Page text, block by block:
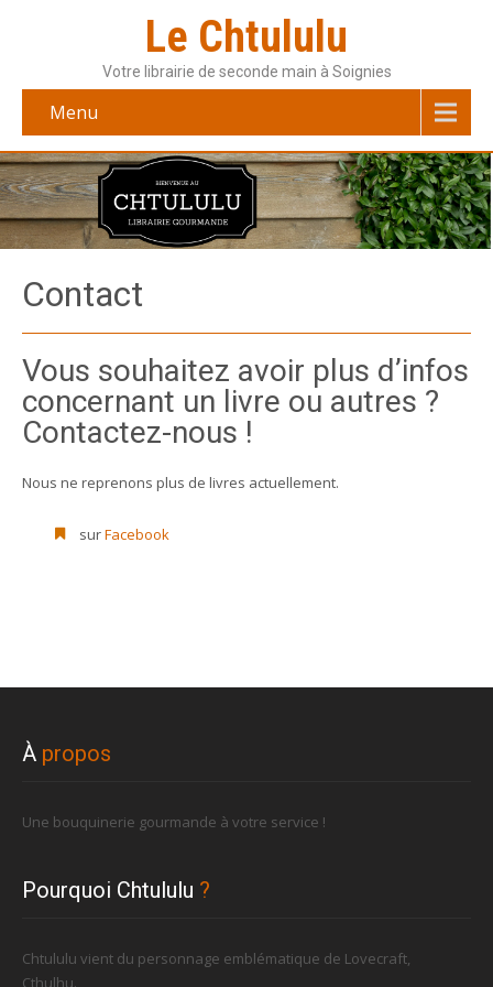
Le Chtululu
Votre librairie de seconde main à Soignies
Menu
Contact
Vous souhaitez avoir plus d’infos
concernant un livre ou autres ?
Contactez-nous !
Nous ne reprenons plus de livres actuellement.
surFacebook
À propos
Une bouquinerie gourmande à votre service !
Pourquoi Chtululu ?
Chtululu vient du personnage emblématique de Lovecraft,
Cthulhu.